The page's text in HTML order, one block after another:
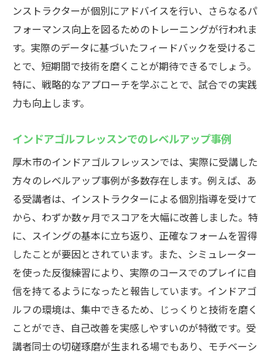
ンストラクターが個別にアドバイスを行い、さらなるパ
フォーマンス向上を図るためのトレーニングが行われま
す。実際のデータに基づいたフィードバックを受けるこ
とで、短期間で技術を磨くことが期待できるでしょう。
特に、戦略的なアプローチを学ぶことで、試合での実践
力も向上します。
インドアゴルフレッスンでのレベルアップ事例
厚木市のインドアゴルフレッスンでは、実際に受講した
方々のレベルアップ事例が多数存在します。例えば、あ
る受講者は、インストラクターによる個別指導を受けて
から、わずか数ヶ月でスコアを大幅に改善しました。特
に、スイングの基本に立ち返り、正確なフォームを習得
したことが要因とされています。また、シミュレーター
を使った反復練習により、実際のコースでのプレイに自
信を持てるようになったと報告しています。インドアゴ
ルフの環境は、集中できるため、じっくりと技術を磨く
ことができ、自己改善を実感しやすいのが特徴です。受
講者同士の切磋琢磨が生まれる場でもあり、モチベーシ